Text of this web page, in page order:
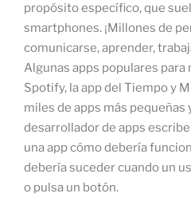
propósito específico, que
smartphones. ¡Millones de
comunicarse, aprender,
Algunas apps populares para
Spotify, la app del Tiempo y
miles de apps más pequeñas
desarrollador de apps
una app cómo debería
debería suceder cuando un
o pulsa un botón.